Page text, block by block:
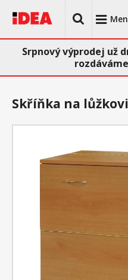
Srpnový výprodej už
Skříňka na